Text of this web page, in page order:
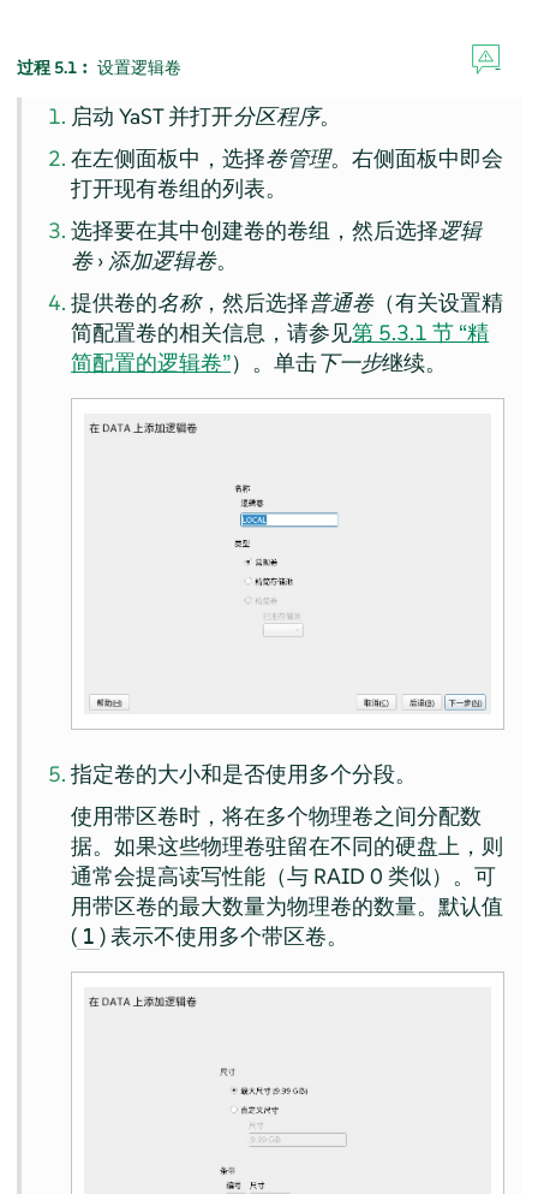
过程 5.1︰ 设置逻辑卷
启动 YaST 并打开分区程序。
在左侧面板中，选择卷管理。右侧面板中即会
打开现有卷组的列表。
选择要在其中创建卷的卷组，然后选择逻辑
卷› 添加逻辑卷。
提供卷的名称，然后选择普通卷（有关设置精
简配置卷的相关信息，请参见第 5.3.1 节 “精
简配置的逻辑卷”）。单击下一步继续。
指定卷的大小和是否使用多个分段。
使用带区卷时，将在多个物理卷之间分配数
据。如果这些物理卷驻留在不同的硬盘上，则
通常会提高读写性能（与 RAID 0 类似）。可
用带区卷的最大数量为物理卷的数量。默认值
( 1 ) 表示不使用多个带区卷。